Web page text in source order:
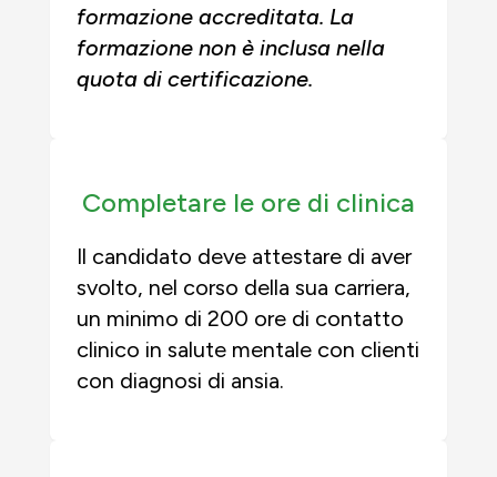
formazione accreditata. La
formazione non è inclusa nella
quota di certificazione.
Completare le ore di clinica
Il candidato deve attestare di aver
svolto, nel corso della sua carriera,
un minimo di 200 ore di contatto
clinico in salute mentale con clienti
con diagnosi di ansia.